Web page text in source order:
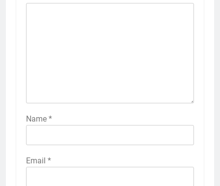
Name *
Email *